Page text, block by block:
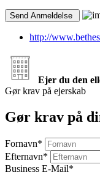
http://
Ejer du den
Gør krav på ejerskab
Gør krav på
Fornavn*
Efternavn*
Business E-Mail*